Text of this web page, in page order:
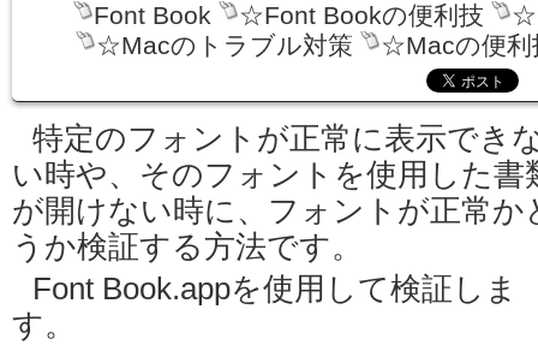
Font Book ☆Font Bookの便利技
☆Macのトラブル対策
☆Macの便利
特定のフォントが正常に表示でき
い時や、そのフォントを使用した書
が開けない時に、フォントが正常か
うか検証する方法です。
Font Book.appを使用して検証しま
す。